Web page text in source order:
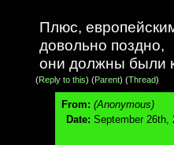
Плюс,
довольно поздно,
они должны были
(Reply to this) (Parent) (Thread)
From: (Anonymous)
Date: September 26th,